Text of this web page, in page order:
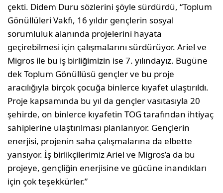
çekti. Didem Duru sözlerini şöyle sürdürdü, “Toplum
Gönüllüleri Vakfı, 16 yıldır gençlerin sosyal
sorumluluk alanında projelerini hayata
geçirebilmesi için çalışmalarını sürdürüyor. Ariel ve
Migros ile bu iş birliğimizin ise 7. yılındayız. Bugüne
dek Toplum Gönüllüsü gençler ve bu proje
aracılığıyla birçok çocuğa binlerce kıyafet ulaştırıldı.
Proje kapsamında bu yıl da gençler vasıtasıyla 20
şehirde, on binlerce kıyafetin TOG tarafından ihtiyaç
sahiplerine ulaştırılması planlanıyor. Gençlerin
enerjisi, projenin saha çalışmalarına da elbette
yansıyor. İş birlikçilerimiz Ariel ve Migros’a da bu
projeye, gençliğin enerjisine ve gücüne inandıkları
için çok teşekkürler.”